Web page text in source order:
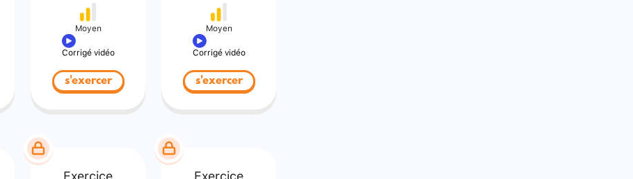
Moyen
Corrigé vidéo
s'exercer
Moyen
Corrigé vidéo
s'exercer